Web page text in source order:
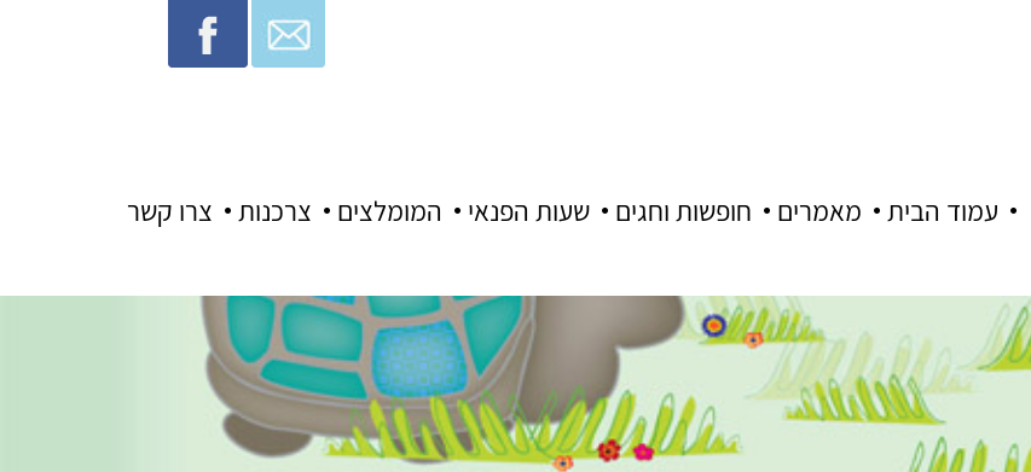
צרו קשר צרכנות המומלצים שעות הפנאי חופשות וחגים מאמרים עמוד הבית